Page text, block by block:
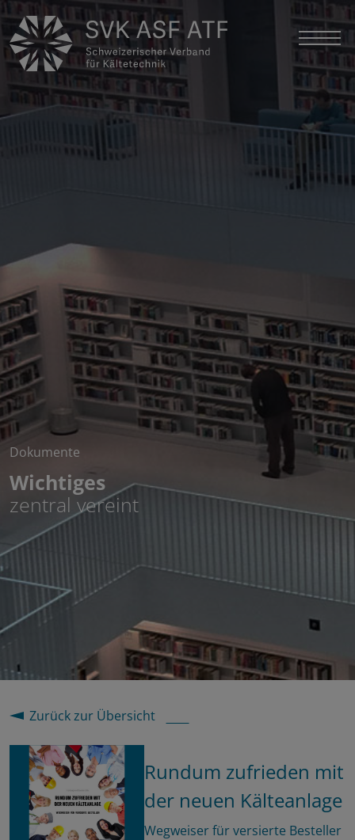
Dokumente
Wichtiges
zentral vereint
Zurück zur Übersicht
Rundum zufrieden mit
der neuen Kälteanlage
Wegweiser für versierte Besteller